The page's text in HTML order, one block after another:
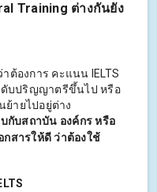
Training ต่างกันยัง
ต้องการ คะแนน IELTS
ดับปริญญาตรีขึ้นไป หรือ
ายไปอยู่ต่าง
กับสถาบัน องค์กร หรือ
สารให้ดี ว่าต้องใช้